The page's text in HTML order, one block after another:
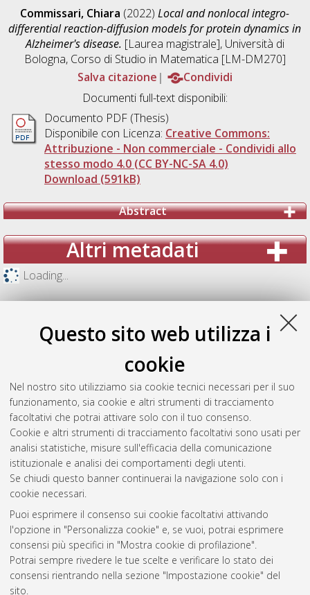
Questo sito web utilizza i
cookie
Nel nostro sito utilizziamo sia cookie tecnici necessari per il suo
funzionamento, sia cookie e altri strumenti di tracciamento
facoltativi che potrai attivare solo con il tuo consenso.
Cookie e altri strumenti di tracciamento facoltativi sono usati per
analisi statistiche, misure sull'efficacia della comunicazione
istituzionale e analisi dei comportamenti degli utenti.
Se chiudi questo banner continuerai la navigazione solo con i
cookie necessari.
Puoi esprimere il consenso sui cookie facoltativi attivando
l'opzione in "Personalizza cookie" e, se vuoi, potrai esprimere
consensi più specifici in "Mostra cookie di profilazione".
Potrai sempre rivedere le tue scelte e verificare lo stato dei
consensi rientrando nella sezione "Impostazione cookie" del
sito.
Commissari, Chiara (2022)Local and nonlocal integro-
differential reaction-diffusion models for protein dynamics in
Alzheimer's disease. [Laurea magistrale], Università di
Bologna, Corso di Studio in Matematica [LM-DM270]
Salva citazione
Condividi
Documenti full-text disponibili:
Documento PDF (Thesis)
Disponibile con Licenza: Creative Commons:
Attribuzione - Non commerciale - Condividi allo
stesso modo 4.0 (CC BY-NC-SA 4.0)
Download (591kB)
Abstract
Altri metadati
Loading...
Gestione del documento:
Atom
Rss 1.0
Rss 2.0